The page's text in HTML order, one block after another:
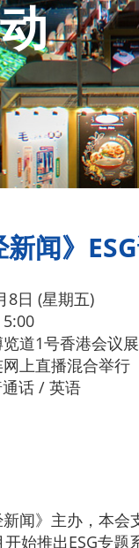
新闻》
8日 (星期五)
道1号香港会议
上直播混合举行
话 / 英语
闻》主办，本
始推出ESG专